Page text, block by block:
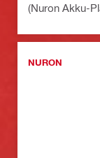
(Nuron Akku-
NURON